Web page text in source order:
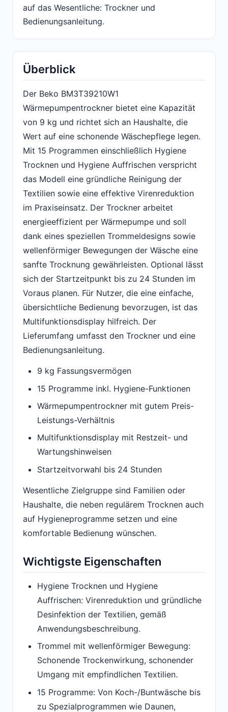
auf das Wesentliche: Trockner und
Bedienungsanleitung.
Überblick
Der Beko BM3T39210W1
Wärmepumpentrockner bietet eine Kapazität
von 9 kg und richtet sich an Haushalte, die
Wert auf eine schonende Wäschepflege legen.
Mit 15 Programmen einschließlich Hygiene
Trocknen und Hygiene Auffrischen verspricht
das Modell eine gründliche Reinigung der
Textilien sowie eine effektive Virenreduktion
im Praxiseinsatz. Der Trockner arbeitet
energieeffizient per Wärmepumpe und soll
dank eines speziellen Trommeldesigns sowie
wellenförmiger Bewegungen der Wäsche eine
sanfte Trocknung gewährleisten. Optional lässt
sich der Startzeitpunkt bis zu 24 Stunden im
Voraus planen. Für Nutzer, die eine einfache,
übersichtliche Bedienung bevorzugen, ist das
Multifunktionsdisplay hilfreich. Der
Lieferumfang umfasst den Trockner und eine
Bedienungsanleitung.
9 kg Fassungsvermögen
15 Programme inkl. Hygiene-Funktionen
Wärmepumpentrockner mit gutem Preis-
Leistungs-Verhältnis
Multifunktionsdisplay mit Restzeit- und
Wartungshinweisen
Startzeitvorwahl bis 24 Stunden
Wesentliche Zielgruppe sind Familien oder
Haushalte, die neben regulärem Trocknen auch
auf Hygieneprogramme setzen und eine
komfortable Bedienung wünschen.
Wichtigste Eigenschaften
Hygiene Trocknen und Hygiene
Auffrischen: Virenreduktion und gründliche
Desinfektion der Textilien, gemäß
Anwendungsbeschreibung.
Trommel mit wellenförmiger Bewegung:
Schonende Trockenwirkung, schonender
Umgang mit empfindlichen Textilien.
15 Programme: Von Koch-/Buntwäsche bis
zu Spezialprogrammen wie Daunen,